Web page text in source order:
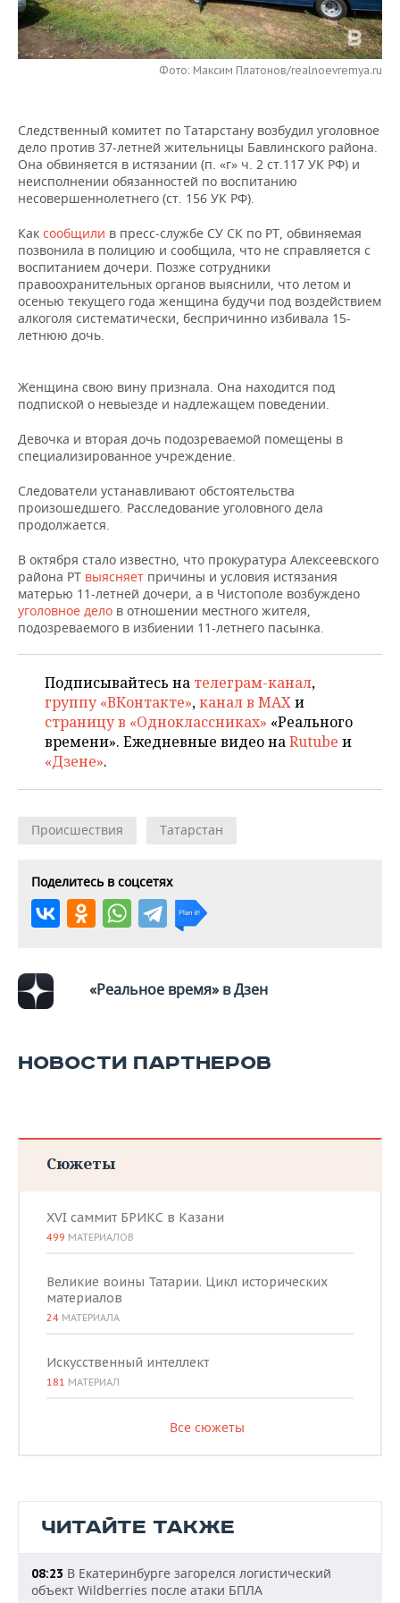
НЕФТЕХИМИЯ
НЕФТЬ
ЭНЕРГЕТИКА
РОЗНИЧНАЯ ТОРГОВЛЯ
НОВОСТИ ТЕХНОЛОГИЙ
ТЕЛЕКОММУНИКАЦИИ
МЕРОПРИЯТИЯ
НОВОСТИ МЕРОПРИЯТИЙ
БИЗНЕС-БРАНЧИ
ONLINE-КОНФЕРЕНЦИИ
ОТКРЫТАЯ ЛЕКЦИЯ
ФУТБОЛ
ХОККЕЙ
БАСКЕТБОЛ
ВОЛЕЙБОЛ
КИБЕРСПОРТ
ВОДНЫЕ ВИДЫ СПОРТА
ХОККЕЙ С МЯЧОМ
НОВОСТИ ОБЩЕСТВА
ВЛАСТЬ
ИНФРАСТРУКТУРА
ИСТОРИЯ
КУЛЬТУРА
ОБРАЗОВАНИЕ
ПРОИСШЕСТВИЯ
ФОТОГАЛЕРЕЯ
СЮЖЕТЫ
СПРАВОЧНИК
СПИСОК ПЕРСОН
СПИСОК КОМПАНИЙ
ПОЛНАЯ ВЕРСИЯ
Фото: Максим Платонов/realnoevremya.ru
Следственный комитет по Татарстану возбудил уголовное
дело против 37-летней жительницы Бавлинского района.
Она обвиняется в истязании (п. «г» ч. 2 ст.117 УК РФ) и
неисполнении обязанностей по воспитанию
несовершеннолетнего (ст. 156 УК РФ).
Как сообщили в пресс-службе СУ СК по РТ, обвиняемая
позвонила в полицию и сообщила, что не справляется с
воспитанием дочери. Позже сотрудники
правоохранительных органов выяснили, что летом и
осенью текущего года женщина будучи под воздействием
алкоголя систематически, беспричинно избивала 15-
летнюю дочь.
Женщина свою вину признала. Она находится под
подпиской о невыезде и надлежащем поведении.
Девочка и вторая дочь подозреваемой помещены в
специализированное учреждение.
Следователи устанавливают обстоятельства
произошедшего. Расследование уголовного дела
продолжается.
В октября стало известно, что прокуратура Алексеевского
района РТ выясняет причины и условия истязания
матерью 11-летней дочери, а в Чистополе возбуждено
уголовное дело в отношении местного жителя,
подозреваемого в избиении 11-летнего пасынка.
Подписывайтесь на телеграм-канал,
группу «ВКонтакте»,канал в MAXи
страницу в «Одноклассниках» «Реального
времени». Ежедневные видео наRutube и
«Дзене».
Происшествия Татарстан
Поделитесь в соцсетях
«Реальное время» в Дзен
НОВОСТИ ПАРТНЕРОВ
Сюжеты
XVI саммит БРИКС в Казани
499 МАТЕРИАЛОВ
Великие воины Татарии. Цикл исторических
материалов
24 МАТЕРИАЛА
Искусственный интеллект
181 МАТЕРИАЛ
Все сюжеты
ЧИТАЙТЕ ТАКЖЕ
08:23 В Екатеринбурге загорелся логистический
объект Wildberries после атаки БПЛА